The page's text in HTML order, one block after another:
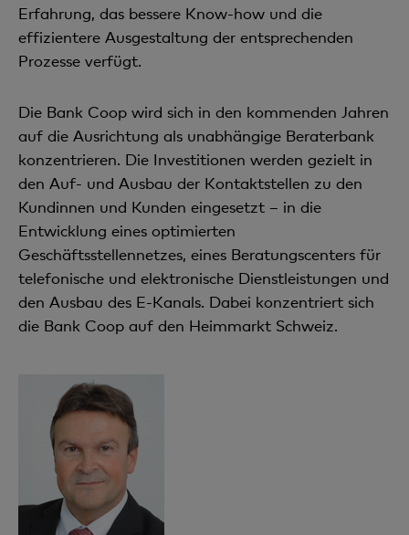
Erfahrung, das bessere Know-how und die
effizientere Ausgestaltung der entsprechenden
Prozesse verfügt.
Die Bank Coop wird sich in den kommenden Jahren
auf die Ausrichtung als unabhängige Beraterbank
konzentrieren. Die Investitionen werden gezielt in
den Auf- und Ausbau der Kontaktstellen zu den
Kundinnen und Kunden eingesetzt – in die
Entwicklung eines optimierten
Geschäftsstellennetzes, eines Beratungscenters für
telefonische und elektronische Dienstleistungen und
den Ausbau des E-Kanals. Dabei konzentriert sich
die Bank Coop auf den Heimmarkt Schweiz.